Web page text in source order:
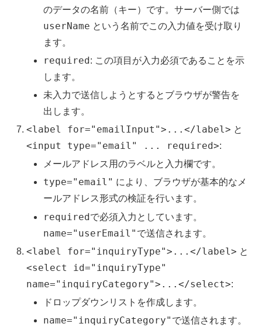
のデータの名前（キー）です。サーバー側では
userName という名前でこの入力値を受け取り
ます。
required: この項目が入力必須であることを示
します。
未入力で送信しようとするとブラウザが警告を
出します。
<label for="emailInput">...</label> と
<input type="email" ... required>:
メールアドレス用のラベルと入力欄です。
type="email" により、ブラウザが基本的なメ
ールアドレス形式の検証を行います。
requiredで必須入力としています。
name="userEmail" で送信されます。
<label for="inquiryType">...</label> と
<select id="inquiryType"
name="inquiryCategory">...</select>:
ドロップダウンリストを作成します。
name="inquiryCategory" で送信されます。